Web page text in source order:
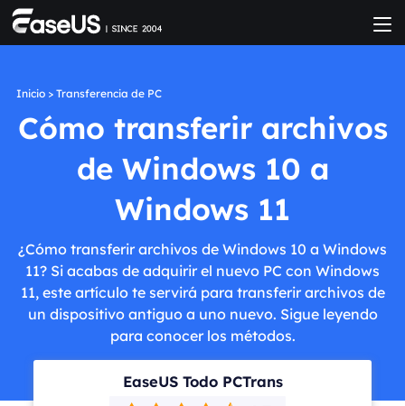
Inicio> Transferencia de PC
Cómo transferir archivos
de Windows 10 a
Windows 11
¿Cómo transferir archivos de Windows 10 a Windows
11? Si acabas de adquirir el nuevo PC con Windows
11, este artículo te servirá para transferir archivos de
un dispositivo antiguo a uno nuevo. Sigue leyendo
para conocer los métodos.
EaseUS Todo PCTrans